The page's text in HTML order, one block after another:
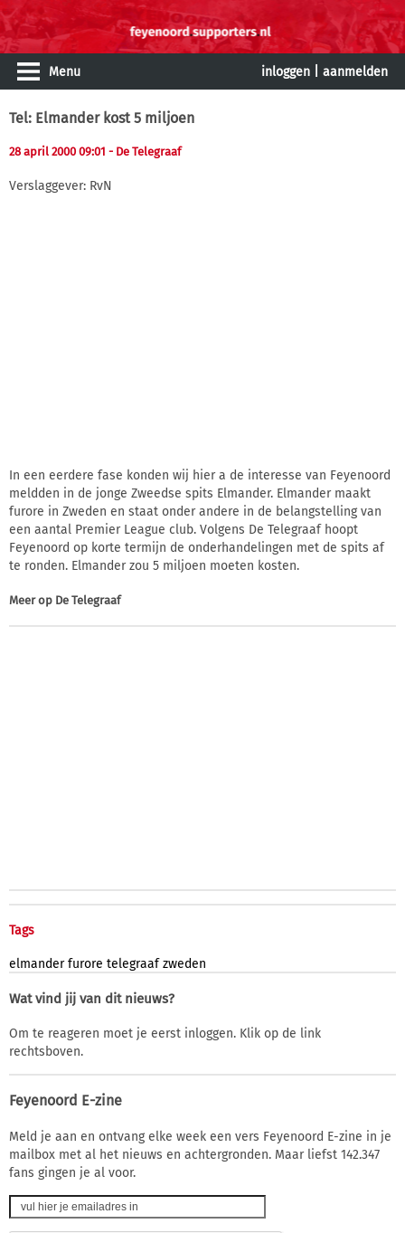
Menu inloggen aanmelden
Tel: Elmander kost 5 miljoen
28 april 2000 09:01 - De Telegraaf
Verslaggever: RvN
In een eerdere fase konden wij hier a de interesse van Feyenoord
meldden in de jonge Zweedse spits Elmander. Elmander maakt
furore in Zweden en staat onder andere in de belangstelling van
een aantal Premier League club. Volgens De Telegraaf hoopt
Feyenoord op korte termijn de onderhandelingen met de spits af
te ronden. Elmander zou 5 miljoen moeten kosten.
Meer op De Telegraaf
Tags
elmander furore telegraaf zweden
Wat vind jij van dit nieuws?
Om te reageren moet je eerst inloggen. Klik op de link
rechtsboven.
Feyenoord E-zine
Meld je aan en ontvang elke week een vers Feyenoord E-zine in je
mailbox met al het nieuws en achtergronden. Maar liefst 142.347
fans gingen je al voor.